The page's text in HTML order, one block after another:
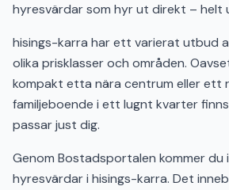
hyresvärdar som hyr ut direkt – helt
hisings-karra har ett varierat utbud
olika prisklasser och områden.
kompakt etta nära centrum eller ett
familjeboende i ett lugnt kvarter
passar just dig.
Genom Bostadsportalen kommer
hyresvärdar i hisings-karra. Det